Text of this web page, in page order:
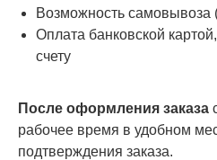
Возможность самовывоза
Оплата банковской
счету
После оформления заказа
рабочее время в удобном
подтверждения заказа.